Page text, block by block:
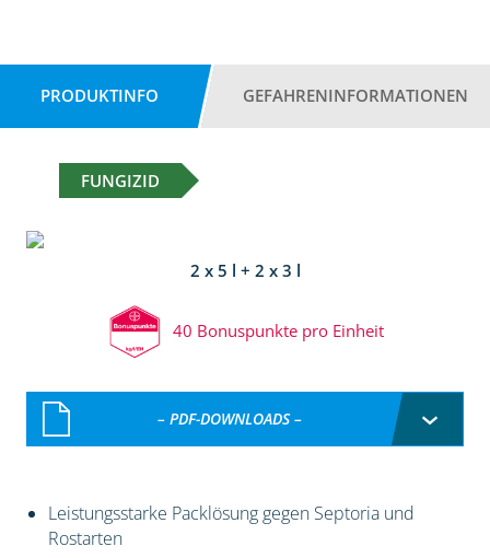
PRODUKTINFO GEFAHRENINFORMATIONEN
FUNGIZID
2 x 5 l + 2 x 3 l
40 Bonuspunkte pro Einheit
– PDF-DOWNLOADS –
Leistungsstarke Packlösung gegen Septoria und
Rostarten